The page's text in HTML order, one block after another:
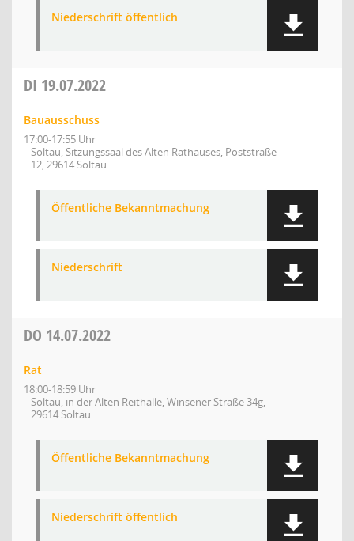
Niederschrift öffentlich
DI 19.07.2022
Bauausschuss
17:00-17:55 Uhr
Soltau, Sitzungssaal des Alten Rathauses, Poststraße
12, 29614 Soltau
Öffentliche Bekanntmachung
Niederschrift
DO 14.07.2022
Rat
18:00-18:59 Uhr
Soltau, in der Alten Reithalle, Winsener Straße 34g,
29614 Soltau
Öffentliche Bekanntmachung
Niederschrift öffentlich